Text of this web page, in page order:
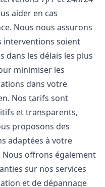
aider en cas
Nous nous assurons
interventions soient
dans les délais les plus
minimiser les
dans votre
Nos tarifs sont
et transparents,
proposons des
adaptées à votre
Nous offrons également
sur nos services
et de dépannage